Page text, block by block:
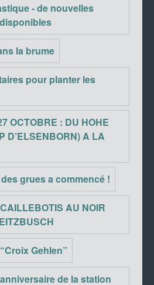
- de nouvelles
la brume
pour planter les
OCTOBRE : DU HOHE
D’ELSENBORN) A LA
grues a commencé !
AU NOIR
Gehlen”
de la station